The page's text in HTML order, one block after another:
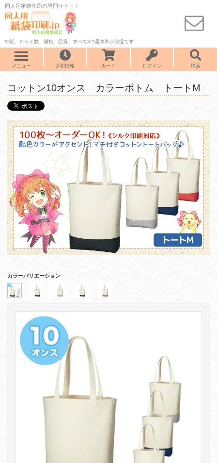
同人用紙袋印刷の専門サイト！
納期、ロット数、価格、品質。すべて3つ星水準が自慢です
メニュー 〆切情報 カート ログイン 検索
コットン10オンス カラーボトム トートM
カラーバリエーション